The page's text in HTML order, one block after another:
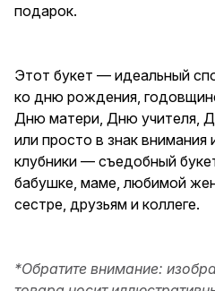
подарок.
Этот букет — идеальный
ко дню рождения,
Дню матери, Дню учителя,
или просто в знак внимания
клубники — съедобный
бабушке, маме, любимой
сестре, друзьям и коллеге.
*Обратите внимание: